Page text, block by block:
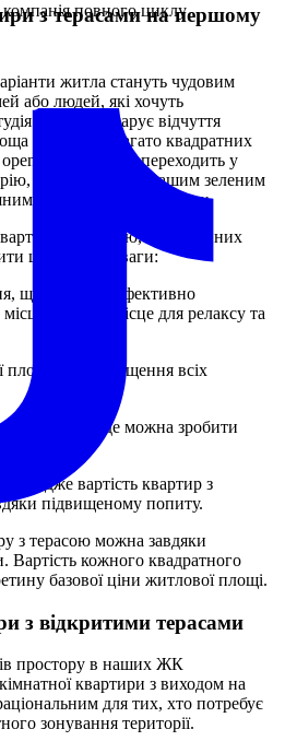
з терасами на першому
житла стануть чудовим
або людей, які хочуть
з терасою дарує відчуття
має не так багато квадратних
space плавно переходить у
що може стати вашим зеленим
місцем для відпочинку.
з терасою, потенційних
ще такі переваги:
що дозволяє ефективно
а також місце для релаксу та
площі для розміщення всіх
двориком, де можна зробити
адже вартість квартир з
підвищеному попиту.
з терасою можна завдяки
Вартість кожного квадратного
базової ціни житлової площі.
з відкритими терасами
простору в наших ЖК
квартири з виходом на
для тих, хто потребує
зонування території.
компанія повного циклу